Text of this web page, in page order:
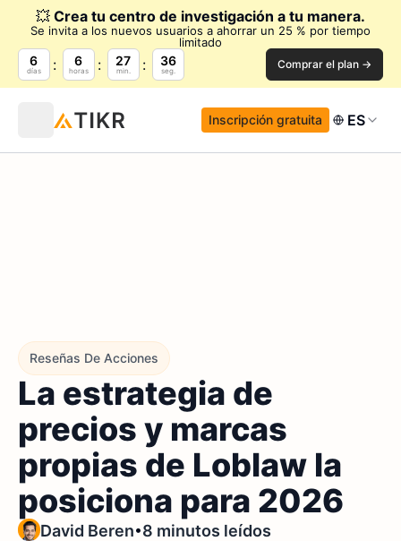
💥 Crea tu centro de investigación a tu manera.
Se invita a los nuevos usuarios a ahorrar un 25 % por tiempo
limitado
6
días
6
horas
27
min.
35
seg. Comprar el plan →
Inscripción gratuita ES
Reseñas De Acciones
La estrategia de
precios y marcas
propias de Loblaw la
posiciona para 2026
David Beren•8 minutos leídos